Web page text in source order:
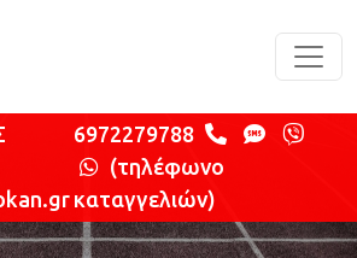
περιεχόμενο
6972279788
(τηλέφωνο
καταγγελιών)